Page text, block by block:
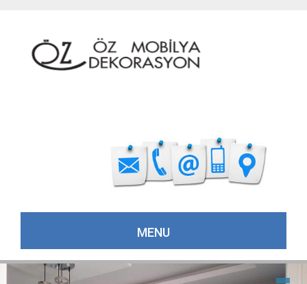
MENU
Skip to content